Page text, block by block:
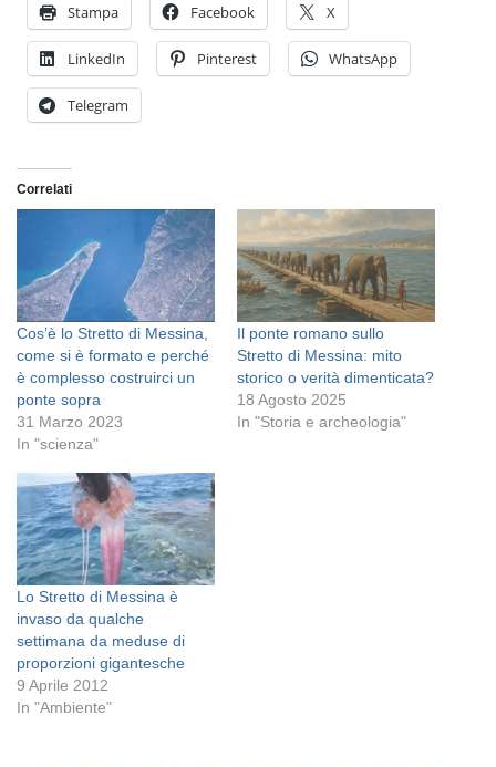
Stampa Facebook X
LinkedIn Pinterest WhatsApp
Telegram
Correlati
Cos’è lo Stretto di Messina,
come si è formato e perché
è complesso costruirci un
ponte sopra
31 Marzo 2023
In "scienza"
Il ponte romano sullo
Stretto di Messina: mito
storico o verità dimenticata?
18 Agosto 2025
In "Storia e archeologia"
Lo Stretto di Messina è
invaso da qualche
settimana da meduse di
proporzioni gigantesche
9 Aprile 2012
In "Ambiente"